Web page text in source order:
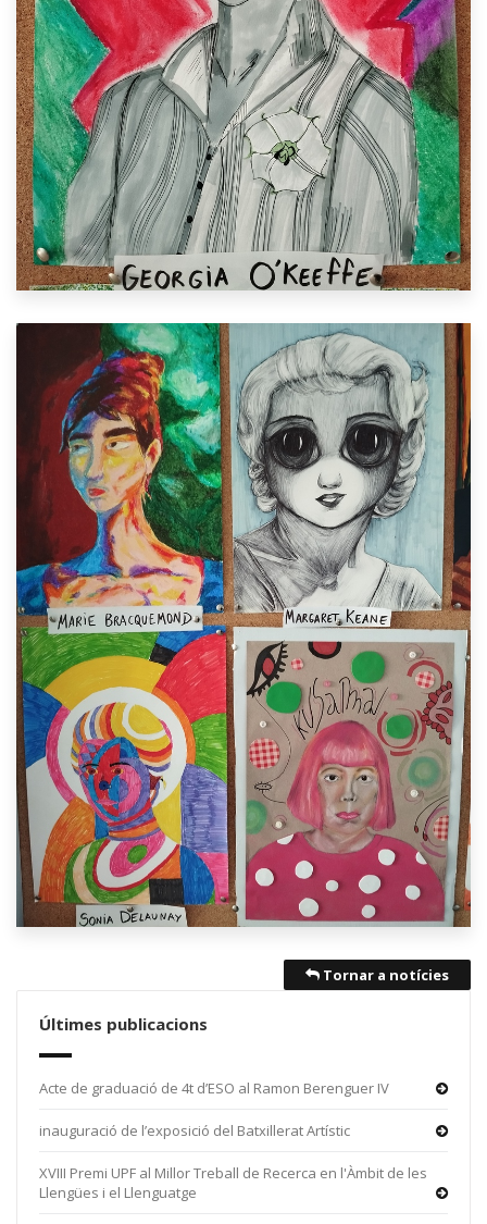
Tornar a notícies
Últimes publicacions
Acte de graduació de 4t d’ESO al Ramon Berenguer IV
inauguració de l’exposició del Batxillerat Artístic
XVIII Premi UPF al Millor Treball de Recerca en l'Àmbit de les
Llengües i el Llenguatge